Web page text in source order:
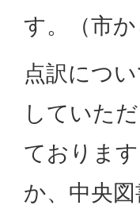
す。（市
点訳につ
していた
ておりま
か、中央